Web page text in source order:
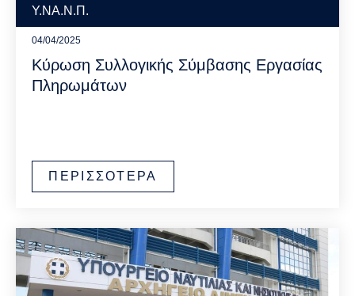
Υ.ΝΑ.Ν.Π.
04/04/2025
Κύρωση Συλλογικής Σύμβασης Εργασίας
Πληρωμάτων
ΠΕΡΙΣΣΟΤΕΡΑ